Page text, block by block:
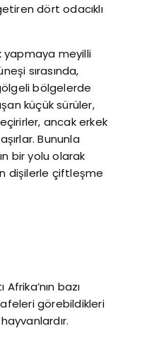
dört odacıklı
yapmaya meyilli
sırasında,
bölgelerde
küçük sürüler,
ancak erkek
Bununla
bir yolu olarak
dişilerle çiftleşme
bazı
görebildikleri